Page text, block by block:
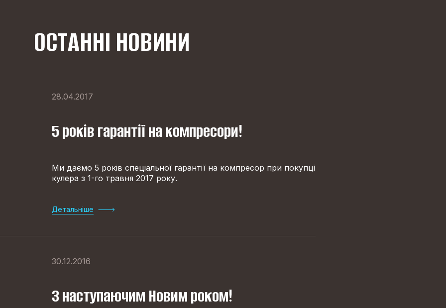
ОСТАННІ НОВИНИ
28.04.2017
5 років гарантії на компресори!
Ми даємо 5 років спеціальної гарантії на компресор при покупці
кулера з 1-го травня 2017 року.
Детальніше
30.12.2016
З наступаючим Новим роком!